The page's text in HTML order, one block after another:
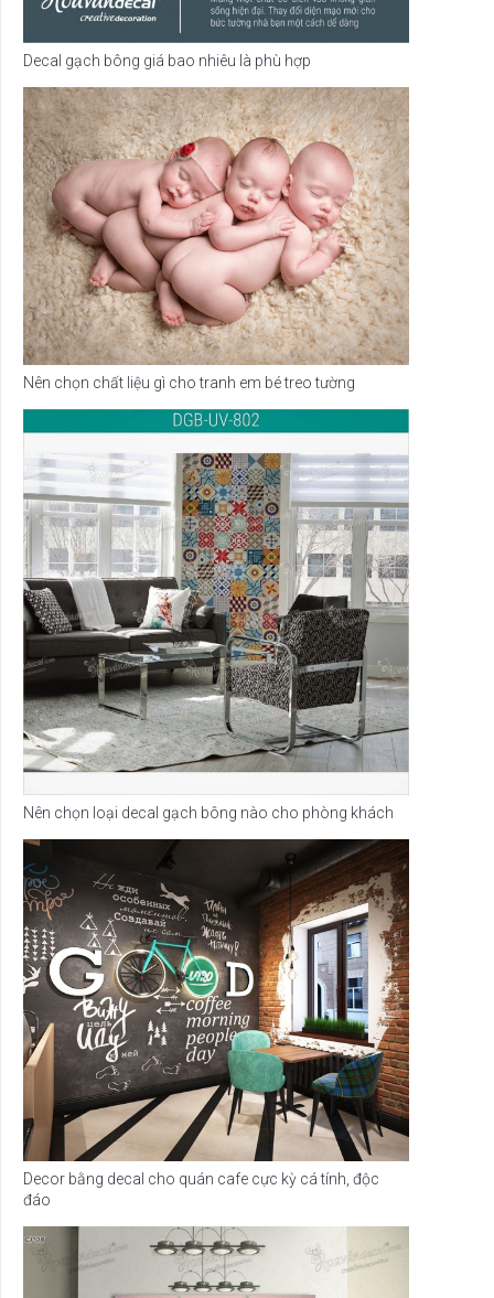
Decal gạch bông giá bao nhiêu là phù hợp
Nên chọn chất liệu gì cho tranh em bé treo tường
Nên chọn loại decal gạch bông nào cho phòng khách
Decor bằng decal cho quán cafe cực kỳ cá tính, độc
đáo